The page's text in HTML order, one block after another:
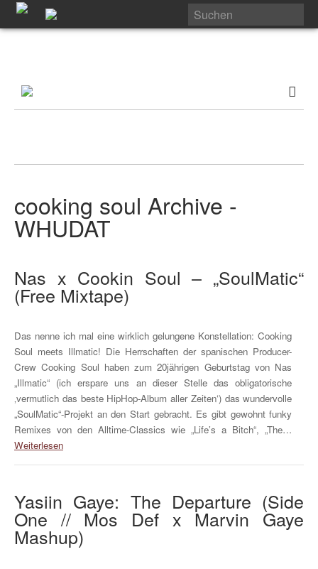
cooking soul Archive -
WHUDAT
Nas x Cookin Soul – „SoulMatic“
(Free Mixtape)
Das nenne ich mal eine wirklich gelungene Konstellation: Cooking
Soul meets Illmatic! Die Herrschaften der spanischen Producer-
Crew Cooking Soul haben zum 20jährigen Geburtstag von Nas
„Illmatic“ (ich erspare uns an dieser Stelle das obligatorische
‚vermutlich das beste HipHop-Album aller Zeiten‘) das wundervolle
„SoulMatic“-Projekt an den Start gebracht. Es gibt gewohnt funky
Remixes von den Alltime-Classics wie „Life’s a Bitch“, „The…
Weiterlesen
Yasiin Gaye: The Departure (Side
One // Mos Def x Marvin Gaye
Mashup)